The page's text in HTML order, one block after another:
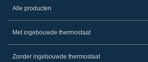
Alle producten
Met ingebouwde thermostaat
Zonder ingebouwde thermostaat